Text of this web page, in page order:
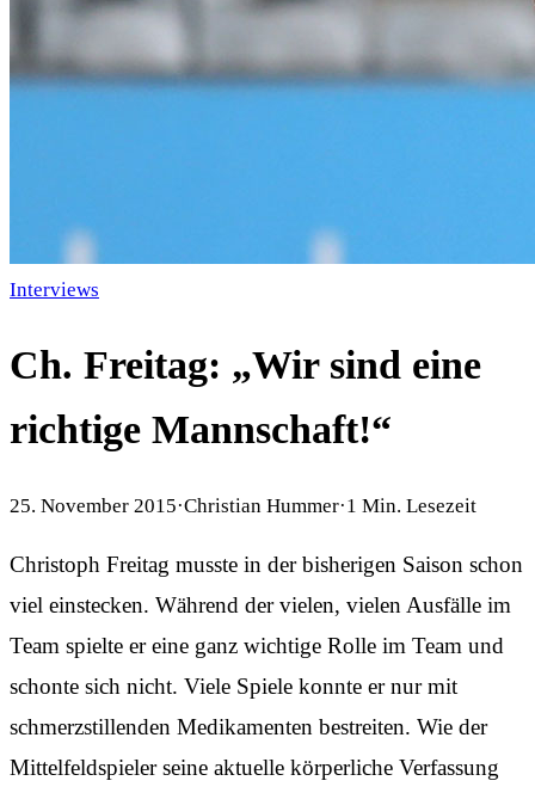
Interviews
Ch. Freitag: „Wir sind eine
richtige Mannschaft!“
25. November 2015·Christian Hummer·1 Min. Lesezeit
Christoph Freitag musste in der bisherigen Saison schon
viel einstecken. Während der vielen, vielen Ausfälle im
Team spielte er eine ganz wichtige Rolle im Team und
schonte sich nicht. Viele Spiele konnte er nur mit
schmerzstillenden Medikamenten bestreiten. Wie der
Mittelfeldspieler seine aktuelle körperliche Verfassung